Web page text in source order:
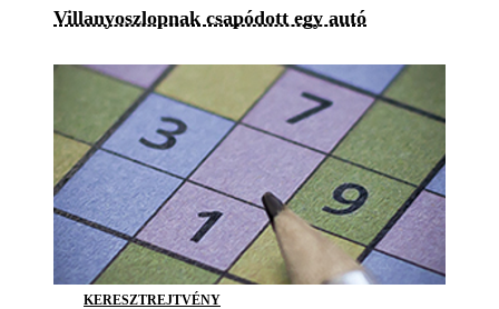
Villanyoszlopnak csapódott egy autó
KERESZTREJTVÉNY